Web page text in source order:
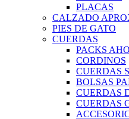
PLACAS
CALZADO
PIES DE GATO
CUERDAS
PACKS
CORDINOS
CUERDAS
BOLSAS
CUERDAS
CUERDAS